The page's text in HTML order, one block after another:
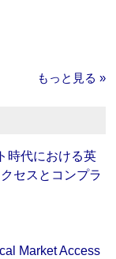
もっと見る »
時代における英
セスとコンプラ
Market Access